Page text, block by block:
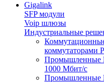
Gigalink
SFP модули
Voip шлюзы
Индустриальные
коммутаторами
Промышленные
1000 Мбит/с
Промышленные